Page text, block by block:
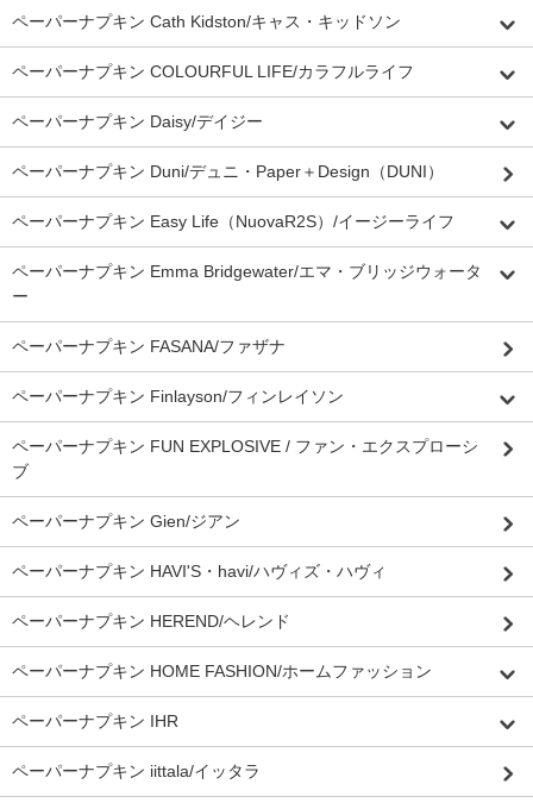
ペーパーナプキン Cath Kidston/キャス・キッドソン
ペーパーナプキン COLOURFUL LIFE/カラフルライフ
ペーパーナプキン Daisy/デイジー
ペーパーナプキン Duni/デュニ・Paper＋Design（DUNI）
ペーパーナプキン Easy Life（NuovaR2S）/イージーライフ
ペーパーナプキン Emma Bridgewater/エマ・ブリッジウォータ
ー
ペーパーナプキン FASANA/ファザナ
ペーパーナプキン Finlayson/フィンレイソン
ペーパーナプキン FUN EXPLOSIVE / ファン・エクスプローシ
ブ
ペーパーナプキン Gien/ジアン
ペーパーナプキン HAVI'S・havi/ハヴィズ・ハヴィ
ペーパーナプキン HEREND/ヘレンド
ペーパーナプキン HOME FASHION/ホームファッション
ペーパーナプキン IHR
ペーパーナプキン iittala/イッタラ